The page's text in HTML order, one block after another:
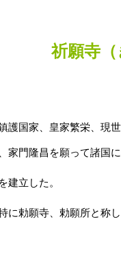
祈願寺
護国家、皇家繁栄、現
家門隆昌を願って諸国に
建立した。
に勅願寺、勅願所と称